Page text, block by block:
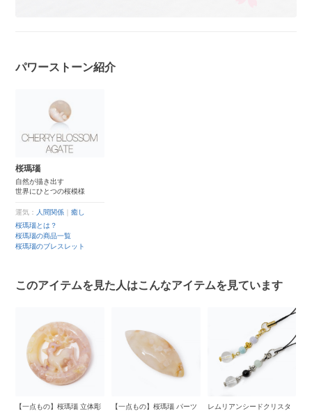
パワーストーン紹介
桜瑪瑙
自然が描き出す
世界にひとつの桜模様
運気： 人間関係 ｜癒し
桜瑪瑙とは？
桜瑪瑙の商品一覧
桜瑪瑙のブレスレット
このアイテムを見た人はこんなアイテムを見ています
【一点もの】桜瑪瑙 立体彫
【一点もの】桜瑪瑙 パーツ
レムリアンシードクリスタ